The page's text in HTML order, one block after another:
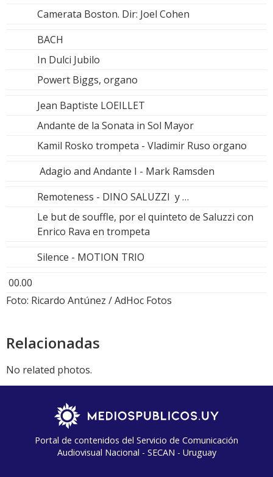
Camerata Boston. Dir: Joel Cohen
BACH
In Dulci Jubilo
Powert Biggs, organo
Jean Baptiste LOEILLET
Andante de la Sonata in Sol Mayor
Kamil Rosko trompeta - Vladimir Ruso organo
Adagio and Andante I - Mark Ramsden
Remoteness - DINO SALUZZI y …
Le but de souffle, por el quinteto de Saluzzi con
Enrico Rava en trompeta
Silence - MOTION TRIO
00.00
Foto: Ricardo Antúnez / AdHoc Fotos
Relacionadas
No related photos.
Portal de contenidos del Servicio de Comunicación
Audiovisual Nacional - SECAN - Uruguay